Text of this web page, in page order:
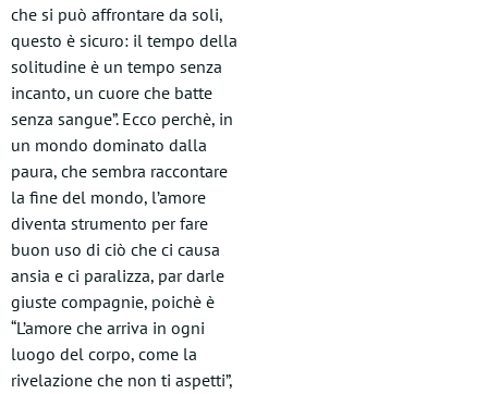
che si può affrontare da soli,
questo è sicuro: il tempo della
solitudine è un tempo senza
incanto, un cuore che batte
senza sangue”. Ecco perchè, in
un mondo dominato dalla
paura, che sembra raccontare
la fine del mondo, l’amore
diventa strumento per fare
buon uso di ciò che ci causa
ansia e ci paralizza, par darle
giuste compagnie, poichè è
“L’amore che arriva in ogni
luogo del corpo, come la
rivelazione che non ti aspetti”,